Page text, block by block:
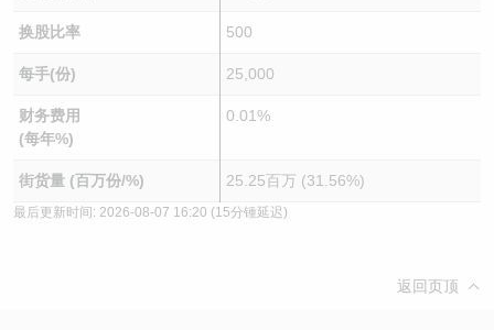
换股比率 500
每手(份) 25,000
财务费用
(每年%)
0.01%
街货量 (百万份/%) 25.25百万 (31.56%)
最后更新时间: 2026-08-07 16:20 (15分锺延迟)
返回页顶